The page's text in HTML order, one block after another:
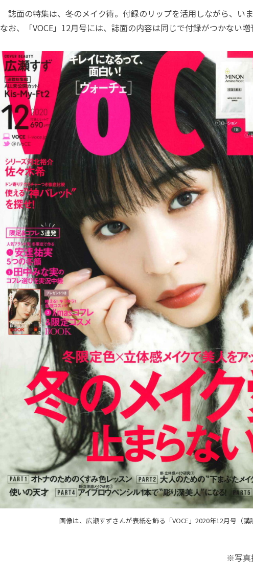
誌面の特集は、冬のメイク術。付録のリップを活用しながら、い
なお、「VOCE」12月号には、誌面の内容は同じで付録がつかない増
画像は、広瀬すずさんが表紙を飾る「VOCE」2020年12月号（講
※写真